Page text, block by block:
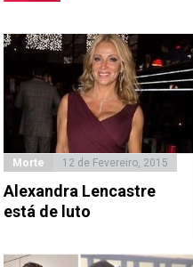
Morte 12 de Fevereiro, 2015
Alexandra Lencastre
está de luto